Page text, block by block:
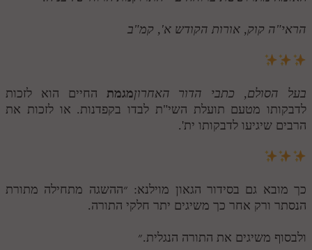
הראי"ה קוק, אורות הקודש א', קמ"ב
בעל הסולם, כתבי הדור האחרוןמגמת החיים הוא לזכות
לדבקותו מטעם תועלת השי"ת לבדו בקפדנות. או לזכות את
הרבים שיגיעו לדבקותו ית'.
כך מובא גם בסידור הגאון מוילנא: ״ההשגה מתחילה מתורת
הנסתר ורק אחר כך משיגים יתר חלקי התורה.
ולבסוף משיגים את התורה הנגלית.״